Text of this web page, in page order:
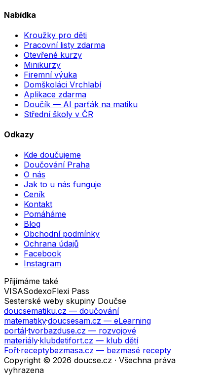
Nabídka
Kroužky pro děti
Pracovní listy zdarma
Otevřené kurzy
Minikurzy
Firemní výuka
Domškoláci Vrchlabí
Aplikace zdarma
Doučík — AI parťák na matiku
Střední školy v ČR
Odkazy
Kde doučujeme
Doučování Praha
O nás
Jak to u nás funguje
Ceník
Kontakt
Pomáháme
Blog
Obchodní podmínky
Ochrana údajů
Facebook
Instagram
Přijímáme také
VISASodexoFlexi Pass
Sesterské weby skupiny Doučse
doucsematiku.cz — doučování
matematiky·doucsesam.cz — eLearning
portál·tvorbazduse.cz — rozvojové
materiály·klubdetifort.cz — klub dětí
Fořt·receptybezmasa.cz — bezmasé recepty
Copyright © 2026 doucse.cz · Všechna práva
vyhrazena